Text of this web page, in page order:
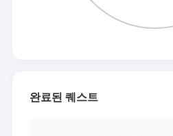
완료된 퀘스트